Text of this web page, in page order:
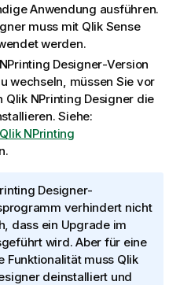
Anwendung ausführen.
muss mit Qlik Sense
werden.
Designer-Version
wechseln, müssen Sie vor
Qlik NPrinting Designer die
Siehe:
NPrinting
Designer-
verhindert nicht
dass ein Upgrade im
wird. Aber für eine
Funktionalität muss Qlik
deinstalliert und